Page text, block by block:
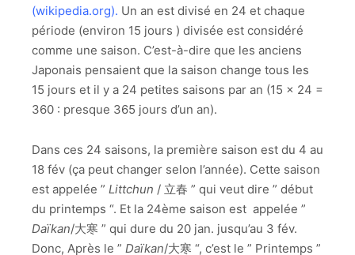
(wikipedia.org). Un an est divisé en 24 et chaque
période (environ 15 jours ) divisée est considéré
comme une saison. C’est-à-dire que les anciens
Japonais pensaient que la saison change tous les
15 jours et il y a 24 petites saisons par an (15 x 24 =
360 : presque 365 jours d’un an).
Dans ces 24 saisons, la première saison est du 4 au
18 fév (ça peut changer selon l’année). Cette saison
est appelée ” Littchun / 立春 ” qui veut dire ” début
du printemps “. Et la 24ème saison est appelée ”
Daïkan/大寒 ” qui dure du 20 jan. jusqu’au 3 fév.
Donc, Après le ” Daïkan/大寒 “, c’est le ” Printemps ”